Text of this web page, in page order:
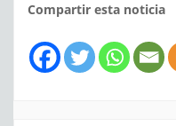
Compartir esta noticia